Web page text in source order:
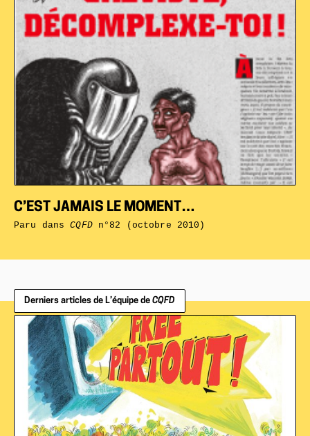
C’EST JAMAIS LE MOMENT…
Paru dansCQFDn°82 (octobre 2010)
Derniers articles de L’équipe de CQFD